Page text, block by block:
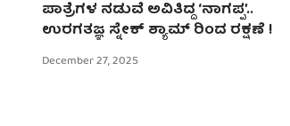
ಪಾತ್ರೆಗಳ ನಡುವೆ ಅವಿತಿದ್ದ ‘ನಾಗಪ್ಪ’..
ಉರಗತಜ್ಞ ಸ್ನೇಕ್‌ ಶ್ಯಾಮ್‌ ರಿಂದ ರಕ್ಷಣೆ !
December 27, 2025